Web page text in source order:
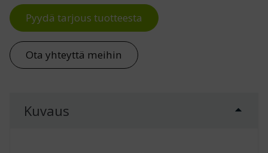
Pyydä tarjous tuotteesta
Ota yhteyttä meihin
Kuvaus